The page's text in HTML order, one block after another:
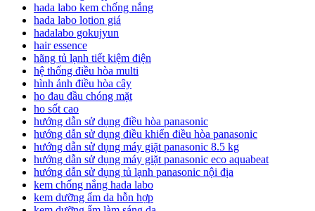
hada labo kem chống nắng
hada labo lotion giá
hadalabo gokujyun
hair essence
hãng tủ lạnh tiết kiệm điện
hệ thống điều hòa multi
hình ảnh điều hòa cây
ho đau đầu chóng mặt
ho sốt cao
hướng dẫn sử dụng điều hòa panasonic
hướng dẫn sử dụng điều khiển điều hòa panasonic
hướng dẫn sử dụng máy giặt panasonic 8.5 kg
hướng dẫn sử dụng máy giặt panasonic eco aquabeat
hướng dẫn sử dụng tủ lạnh panasonic nội địa
kem chống nắng hada labo
kem dưỡng ẩm da hỗn hợp